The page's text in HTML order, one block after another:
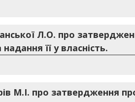
Л.О. про
її у власність.
М.І. про затвердження